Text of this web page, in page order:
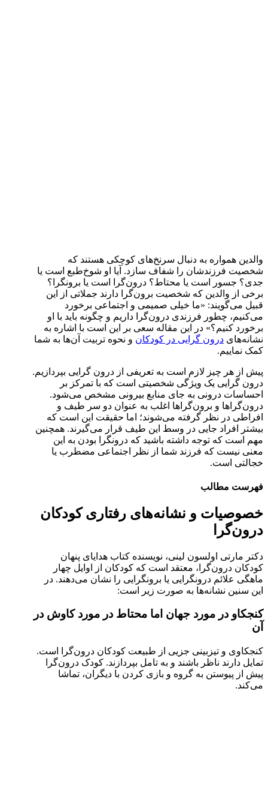
والدین همواره به دنبال سرنخ‌های کوچکی هستند که
شخصیت فرزندشان را شفاف سازد. آیا او شوخ‌طبع است یا
جدی؟ جسور است یا محتاط؟ درون‌گرا است یا برونگرا؟
برخی از والدین که شخصیت برون‌گرا دارند جملاتی از این
قبیل می‌گویند: «ما خیلی صمیمی و اجتماعی برخورد
می‌کنیم، چطور فرزندی درون‌گرا داریم و چگونه باید با او
برخورد کنیم؟» در این مقاله سعی بر این است با اشاره به
نشانه‌های درون گرایی در کودکان و نحوه تربیت آن‌ها به شما
کمک نماییم.
پیش از هر چیز لازم است به تعریفی از درون گرایی بپردازیم.
درون گرایی یک ویژگی شخصیتی است که با تمرکز بر
احساسات درونی به جای منابع بیرونی مشخص می‌شود.
درون‌گراها و برون‌گراها اغلب به عنوان دو سر طیف و
افراطی در نظر گرفته می‌شوند؛ اما حقیقت این است که
بیشتر افراد جایی در وسط این طیف قرار می‌گیرند. همچنین
مهم است که توجه داشته باشید که درونگرا بودن به این
معنی نیست که فرزند شما از نظر اجتماعی مضطرب یا
خجالتی است.
فهرست مطالب
خصوصیات و نشانه‌های رفتاری کودکان
درون‌گرا
دکتر مارتی اولسون لینی، نویسنده کتاب هدایای پنهان
کودکان درون‌گرا، معتقد است که کودکان از اوایل چهار
ماهگی علائم درونگرایی یا برونگرایی را نشان می‌دهند. در
این سنین نشانه‌ها به صورت زیر است:
کنجکاو در مورد جهان اما محتاط در مورد کاوش در
آن
کنجکاوی و تیزبینی جزیی از طبیعت کودکان درون‌گرا است.
تمایل دارند ناظر باشند و به تامل بپردازند. کودک درون‌گرا
پیش از پیوستن به گروه و بازی کردن با دیگران، تماشا
می‌کند.